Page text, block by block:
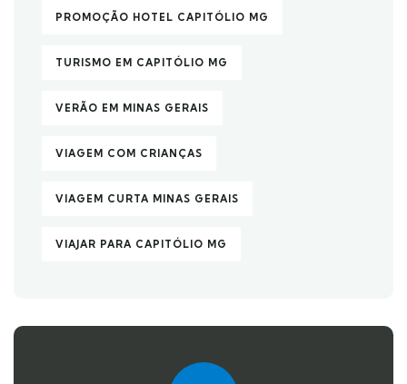
PROMOÇÃO HOTEL CAPITÓLIO MG
TURISMO EM CAPITÓLIO MG
VERÃO EM MINAS GERAIS
VIAGEM COM CRIANÇAS
VIAGEM CURTA MINAS GERAIS
VIAJAR PARA CAPITÓLIO MG